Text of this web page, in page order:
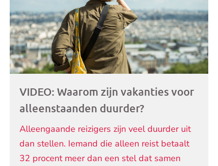
VIDEO: Waarom zijn vakanties voor
alleenstaanden duurder?
Alleengaande reizigers zijn veel duurder uit
dan stellen. Iemand die alleen reist betaalt
32 procent meer dan een stel dat samen